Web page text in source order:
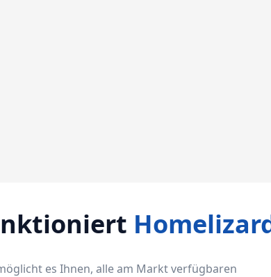
es Ihnen, alle am Markt verfügbaren